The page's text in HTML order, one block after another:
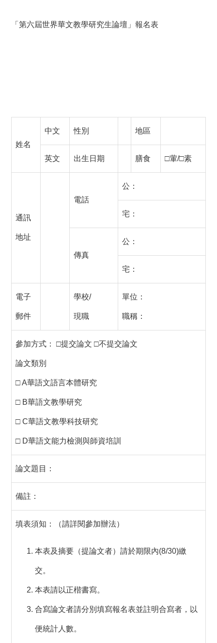
「第六屆世界華文教學研究生論壇」報名表
姓名
中文 性別 地區
英文 出生日期 膳食 □葷/□素
通訊
地址
電話
公：
宅：
傳真
公：
宅：
電子
郵件
學校/
現職
單位：
職稱：
參加方式： □提交論文 □不提交論文
論文類別
□ A華語文語言本體研究
□ B華語文教學研究
□ C華語文教學科技研究
□ D華語文能力檢測與師資培訓
論文題目：
備註：
填表須知：（請詳閱參加辦法）
本表及摘要（提論文者）請於期限內(8/30)繳
交。
本表請以正楷書寫。
合寫論文者請分別填寫報名表並註明合寫者，以
便統計人數。